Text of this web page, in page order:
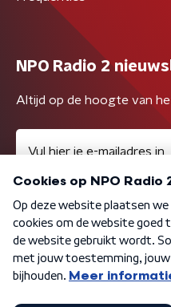
NPO Radio 2
Altijd op de hoogte van
Algemene voorwaarden